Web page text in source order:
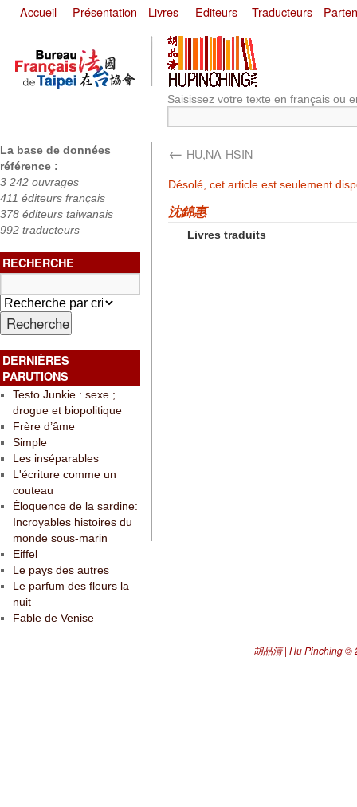
Accueil Présentation Livres Editeurs Traducteurs
Saisissez votre texte en français ou
La base de données
référence :
3 242 ouvrages
411 éditeurs français
378 éditeurs taiwanais
992 traducteurs
RECHERCHE
DERNIÈRES
PARUTIONS
Testo Junkie : sexe ;
drogue et biopolitique
Frère d’âme
Simple
Les inséparables
L'écriture comme un
couteau
Éloquence de la sardine:
Incroyables histoires du
monde sous-marin
Eiffel
Le pays des autres
Le parfum des fleurs la
nuit
Fable de Venise
← HU,NA-HSIN
Désolé, cet article est seulement
沈錦惠
Livres traduits
胡品清 | Hu Pinching©